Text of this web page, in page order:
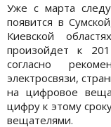
Уже с марта
появится в
Киевской
произойдет к
согласно
электросвязи,
на цифровое
цифру к этому
вещателями.